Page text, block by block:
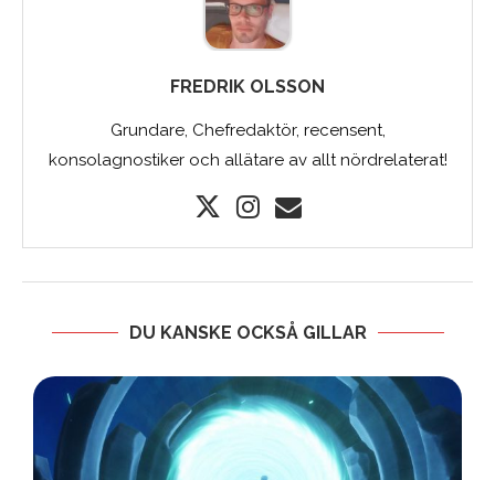
FREDRIK OLSSON
Grundare, Chefredaktör, recensent,
konsolagnostiker och allätare av allt nördrelaterat!
DU KANSKE OCKSÅ GILLAR